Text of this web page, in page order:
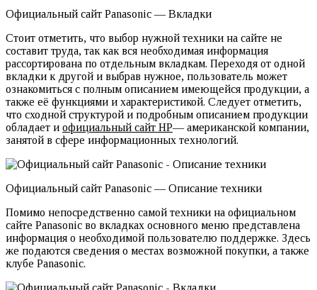
Официальный сайт Panasonic — Вкладки
Стоит отметить, что выбор нужной техники на сайте не
составит труда, так как вся необходимая информация
рассортирована по отдельным вкладкам. Переходя от одной
вкладки к другой и выбрав нужное, пользователь может
ознакомиться с полным описанием имеющейся продукции, а
также её функциями и характеристикой. Следует отметить,
что сходной структурой и подробным описанием продукции
обладает и официальный сайт НР— американской компании,
занятой в сфере информационных технологий.
Официальный сайт Panasonic — Описание техники
Помимо непосредственно самой техники на официальном
сайте Panasonic во вкладках основного меню представлена
информация о необходимой пользователю поддержке. Здесь
же подаются сведения о местах возможной покупки, а также
клубе Panasonic.